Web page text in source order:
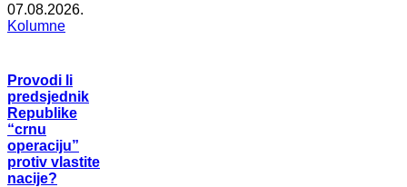
07.08.2026.
Kolumne
Provodi li
predsjednik
Republike
“crnu
operaciju”
protiv vlastite
nacije?